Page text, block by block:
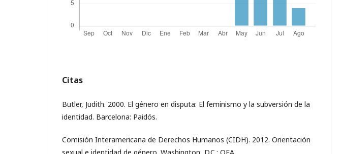
Citas
Butler, Judith. 2000. El género en disputa: El feminismo y la subversión de la
identidad. Barcelona: Paidós.
Comisión Interamericana de Derechos Humanos (CIDH). 2012. Orientación